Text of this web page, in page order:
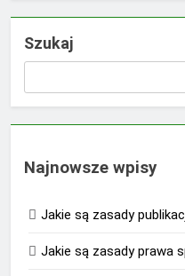
Szukaj
Najnowsze wpisy
Jakie są zasady
Jakie są zasady prawa